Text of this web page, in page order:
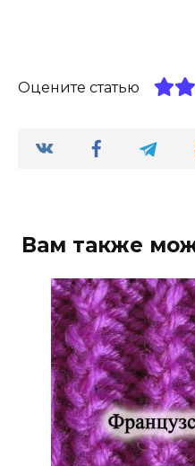
Оцените статью
Вам также